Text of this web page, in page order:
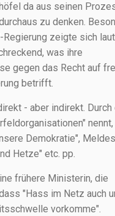
da aus seinen
zu denken.
Regierung zeigte sich laut
was ihre
gegen das Recht auf
betrifft.
- aber indirekt. Durch
nennt,
Demokratie",
Hetze" etc. pp.
frühere Ministerin, die
"Hass im Netz auch
vorkomme".